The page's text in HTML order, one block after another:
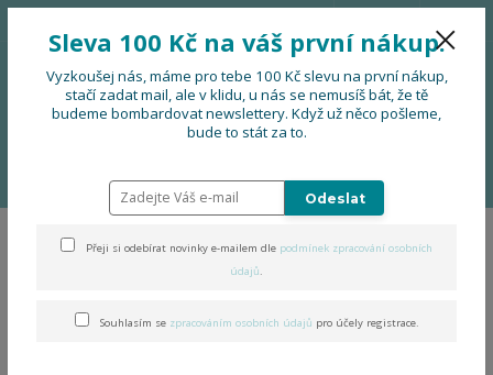
Menu
0 Kč
Trocha folkloru neuškodí -
tričko s prodlouženými zády
Sleva 100 Kč na váš první nákup.
Vyzkoušej nás, máme pro tebe 100 Kč slevu na první nákup,
stačí zadat mail, ale v klidu, u nás se nemusíš bát, že tě
budeme bombardovat newslettery. Když už něco pošleme,
bude to stát za to.
Odeslat
Přeji si odebírat novinky e-mailem dle podmínek zpracování osobních
údajů.
Souhlasím se zpracováním osobních údajů pro účely registrace.